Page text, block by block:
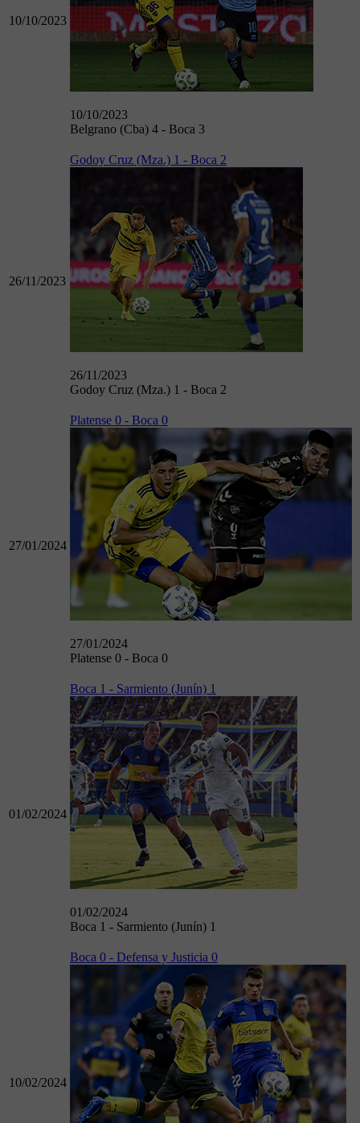
10/10/2023
10/10/2023
Belgrano (Cba) 4 - Boca 3
26/11/2023
Godoy Cruz (Mza.) 1 - Boca 2
26/11/2023
Godoy Cruz (Mza.) 1 - Boca 2
27/01/2024
Platense 0 - Boca 0
27/01/2024
Platense 0 - Boca 0
01/02/2024
Boca 1 - Sarmiento (Junín) 1
01/02/2024
Boca 1 - Sarmiento (Junín) 1
10/02/2024
Boca 0 - Defensa y Justicia 0